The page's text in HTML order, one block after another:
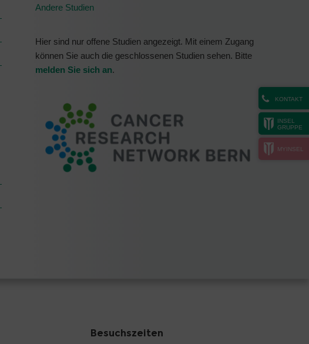
KONTAKT
INSEL
GRUPPE
MYINSEL
Andere Studien
Hier sind nur offene Studien angezeigt. Mit einem Zugang
können Sie auch die geschlossenen Studien sehen. Bitte
melden Sie sich an.
Besuchszeiten